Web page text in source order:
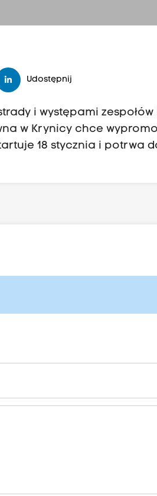
Udostępnij
i występami
w Krynicy chce
18 stycznia i potrwa